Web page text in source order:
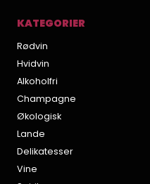
KATEGORIER
Rødvin
Hvidvin
Alkoholfri
Champagne
Økologisk
Lande
Delikatesser
Vine